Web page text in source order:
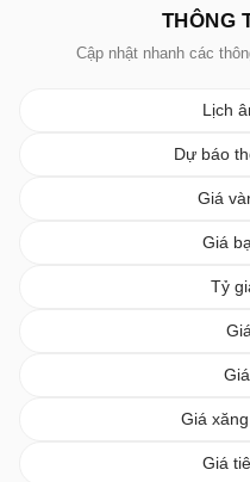
THÔNG
Cập nhật nhanh các
Lịch
Dự báo
Giá
Giá
Tỷ
Giá
Giá